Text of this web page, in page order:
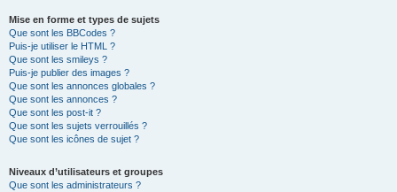
Mise en forme et types de sujets
Que sont les BBCodes ?
Puis-je utiliser le HTML ?
Que sont les smileys ?
Puis-je publier des images ?
Que sont les annonces globales ?
Que sont les annonces ?
Que sont les post-it ?
Que sont les sujets verrouillés ?
Que sont les icônes de sujet ?
Niveaux d’utilisateurs et groupes
Que sont les administrateurs ?